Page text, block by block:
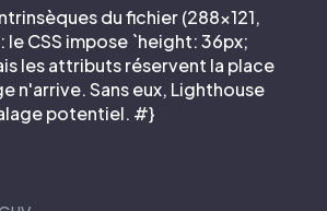
du fichier (288×121,
CSS impose `height: 36px;
les attributs réservent la place
n'arrive. Sans eux, Lighthouse
potentiel. #}